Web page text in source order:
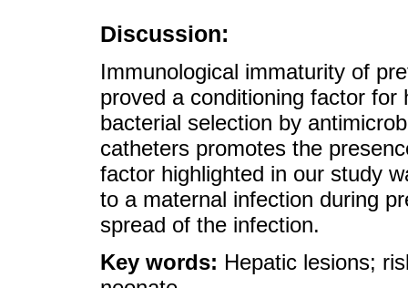
Discussion:
Immunological immaturity of
proved a conditioning factor for
bacterial selection by
catheters promotes the
factor highlighted in our study
to a maternal infection during
spread of the infection.
Key words: Hepatic lesions;